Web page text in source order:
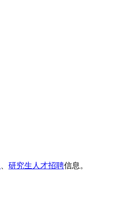
研究生人才招聘信息。